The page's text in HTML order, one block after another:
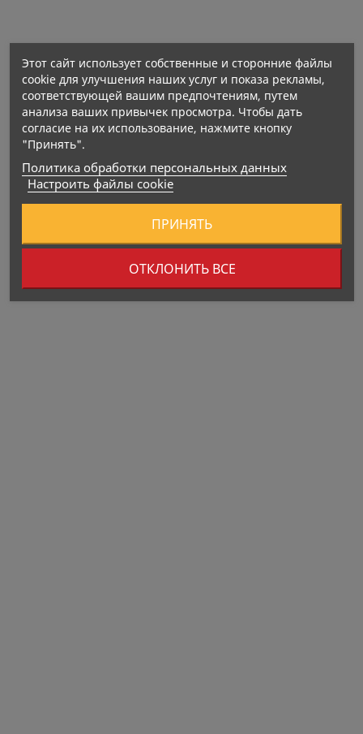
Этот сайт использует собственные и сторонние файлы
cookie для улучшения наших услуг и показа рекламы,
соответствующей вашим предпочтениям, путем
анализа ваших привычек просмотра. Чтобы дать
согласие на их использование, нажмите кнопку
"Принять".
Политика обработки персональных данных
Настроить файлы cookie
ОТКЛОНИТЬ ВСЕ
ПРИНЯТЬ